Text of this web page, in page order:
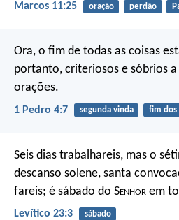
Marcos 11:25 oração perdão
Ora, o fim de todas as coisas
portanto, criteriosos e sóbrios a
orações.
1 Pedro 4:7 segunda vinda fim dos
Seis dias trabalhareis, mas o
descanso solene, santa
fareis; é sábado do Senhor em
Levítico 23:3 sábado